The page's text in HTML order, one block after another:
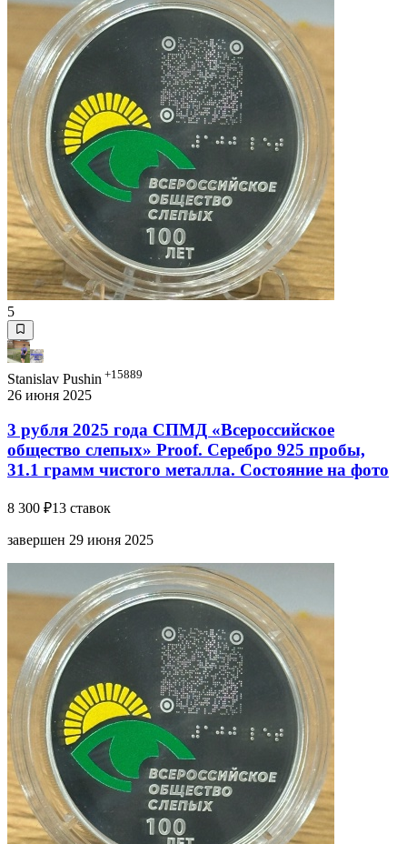
5
Stanislav Pushin +15889
26 июня 2025
3 рубля 2025 года СПМД «Всероссийское
общество слепых» Proof. Серебро 925 пробы,
31.1 грамм чистого металла. Состояние на фото
8 300 ₽13 ставок
завершен 29 июня 2025